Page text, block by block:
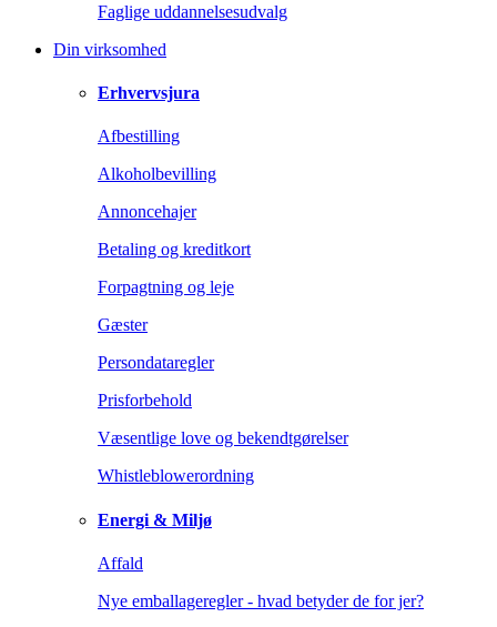
Faglige uddannelsesudvalg
Din virksomhed
Erhvervsjura
Afbestilling
Alkoholbevilling
Annoncehajer
Betaling og kreditkort
Forpagtning og leje
Gæster
Persondataregler
Prisforbehold
Væsentlige love og bekendtgørelser
Whistleblowerordning
Energi & Miljø
Affald
Nye emballageregler - hvad betyder de for jer?